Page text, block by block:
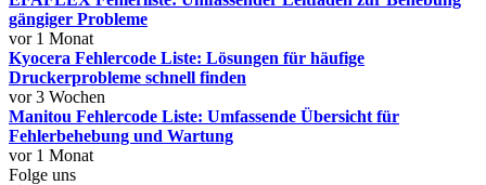
gängiger Probleme
vor 1 Monat
Kyocera Fehlercode Liste: Lösungen für häufige
Druckerprobleme schnell finden
vor 3 Wochen
Manitou Fehlercode Liste: Umfassende Übersicht für
Fehlerbehebung und Wartung
vor 1 Monat
Folge uns